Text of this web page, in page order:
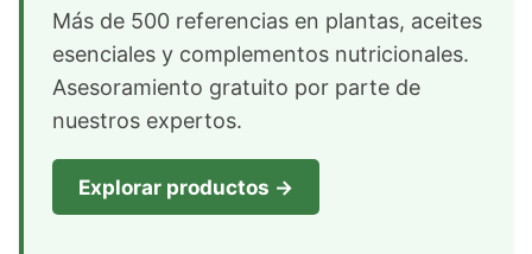
Más de 500 referencias en plantas, aceites
esenciales y complementos nutricionales.
Asesoramiento gratuito por parte de
nuestros expertos.
Explorar productos →